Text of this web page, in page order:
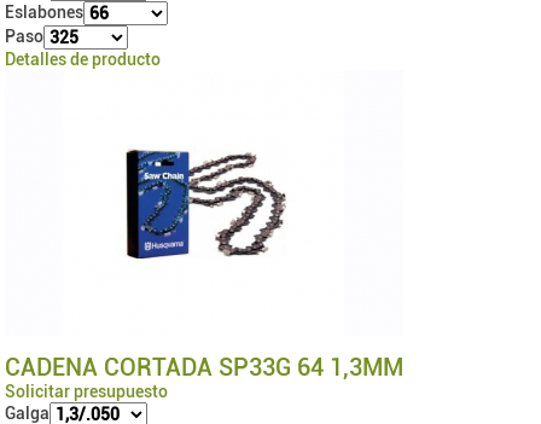
Eslabones
Paso
Detalles de producto
CADENA CORTADA SP33G 64 1,3MM
Solicitar presupuesto
Galga